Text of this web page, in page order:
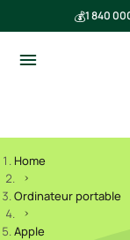
💰1 840
Home
Ordinateur portable
Apple